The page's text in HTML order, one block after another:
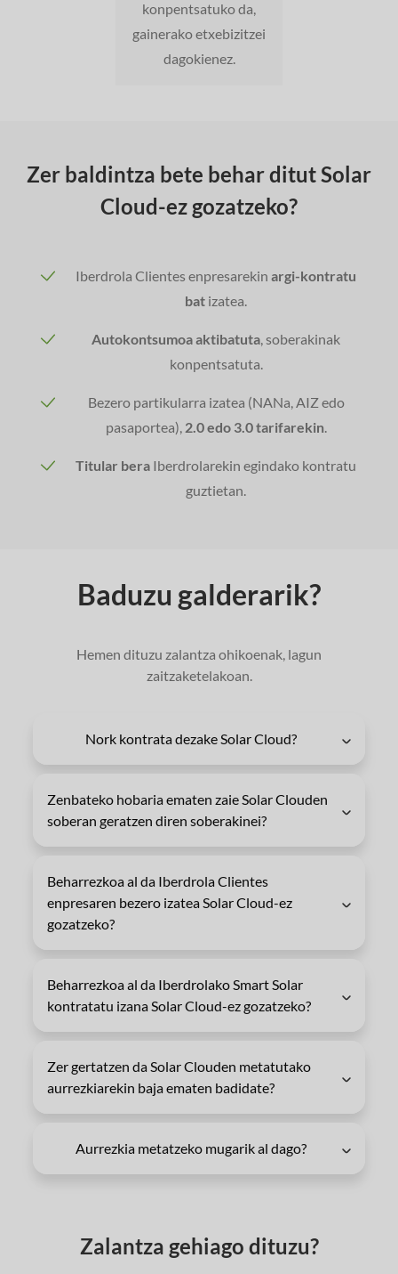
konpentsatuko da,
gainerako etxebizitzei
dagokienez.
Zer baldintza bete behar ditut Solar
Cloud-ez gozatzeko?
Iberdrola Clientes enpresarekin argi-kontratu
bat izatea.
Autokontsumoa aktibatuta, soberakinak
konpentsatuta.
Bezero partikularra izatea (NANa, AIZ edo
pasaportea), 2.0 edo 3.0 tarifarekin.
Titular bera Iberdrolarekin egindako kontratu
guztietan.
Baduzu galderarik?
Hemen dituzu zalantza ohikoenak, lagun
zaitzaketelakoan.
Nork kontrata dezake Solar Cloud?
Zenbateko hobaria ematen zaie Solar Clouden
soberan geratzen diren soberakinei?
Beharrezkoa al da Iberdrola Clientes
enpresaren bezero izatea Solar Cloud-ez
gozatzeko?
Beharrezkoa al da Iberdrolako Smart Solar
kontratatu izana Solar Cloud-ez gozatzeko?
Zer gertatzen da Solar Clouden metatutako
aurrezkiarekin baja ematen badidate?
Aurrezkia metatzeko mugarik al dago?
Zalantza gehiago dituzu?